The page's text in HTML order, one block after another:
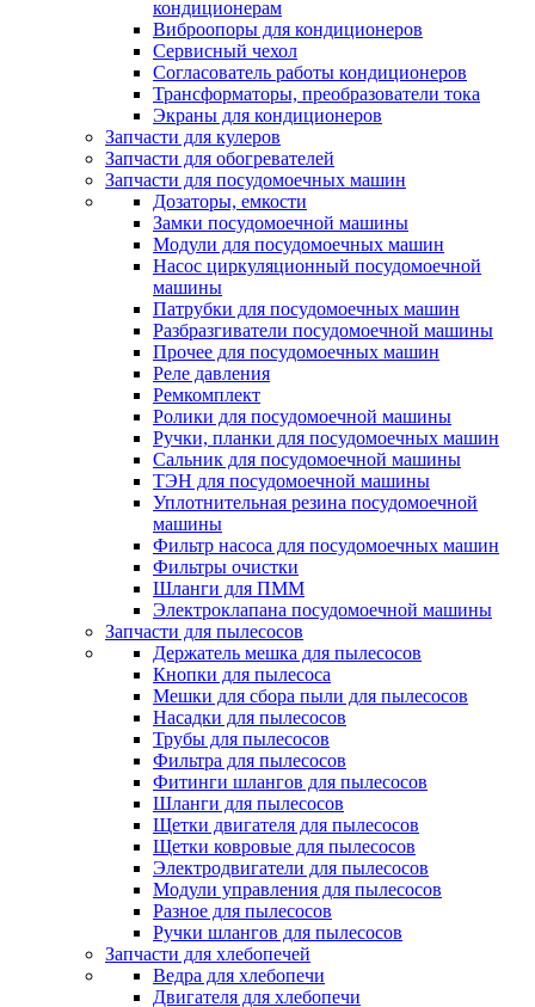
кондиционерам
Виброопоры для кондиционеров
Сервисный чехол
Согласователь работы кондиционеров
Трансформаторы, преобразователи тока
Экраны для кондиционеров
Запчасти для кулеров
Запчасти для обогревателей
Запчасти для посудомоечных машин
Дозаторы, емкости
Замки посудомоечной машины
Модули для посудомоечных машин
Насос циркуляционный посудомоечной
машины
Патрубки для посудомоечных машин
Разбразгиватели посудомоечной машины
Прочее для посудомоечных машин
Реле давления
Ремкомплект
Ролики для посудомоечной машины
Ручки, планки для посудомоечных машин
Сальник для посудомоечной машины
ТЭН для посудомоечной машины
Уплотнительная резина посудомоечной
машины
Фильтр насоса для посудомоечных машин
Фильтры очистки
Шланги для ПММ
Электроклапана посудомоечной машины
Запчасти для пылесосов
Держатель мешка для пылесосов
Кнопки для пылесоса
Мешки для сбора пыли для пылесосов
Насадки для пылесосов
Трубы для пылесосов
Фильтра для пылесосов
Фитинги шлангов для пылесосов
Шланги для пылесосов
Щетки двигателя для пылесосов
Щетки ковровые для пылесосов
Электродвигатели для пылесосов
Модули управления для пылесосов
Разное для пылесосов
Ручки шлангов для пылесосов
Запчасти для хлебопечей
Ведра для хлебопечи
Двигателя для хлебопечи